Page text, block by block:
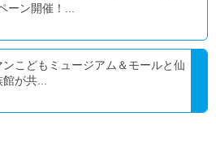
ーン開催！...
こどもミュージアム＆モールと仙
が共...